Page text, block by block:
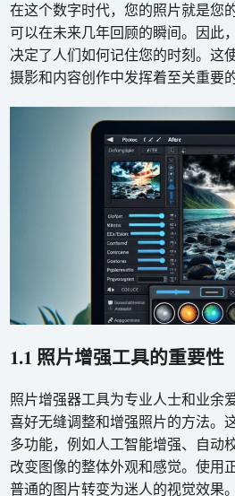
在这个数字时代，您的照片就是您
可以在未来几年回顾的瞬间。因此
决定了人们如何记住您的时刻。这
摄影和内容创作中发挥着至关重要
1.1 照片增强工具的重要性
照片增强器工具为​​专业人士和业余
喜好无缝调整和增强照片的方法。
多功能，例如人工智能增强、自动
改变图像的整体外观和感觉。使用
普通的图片转变为迷人的视觉效果。